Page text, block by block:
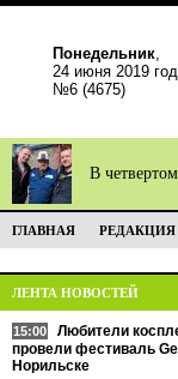
Понедельник,
24 июня 2019
№6 (4675)
В
ГЛАВНАЯ РЕДАКЦИЯ
ЛЕНТА НОВОСТЕЙ
15:00
Любители
провели фестиваль
Норильске